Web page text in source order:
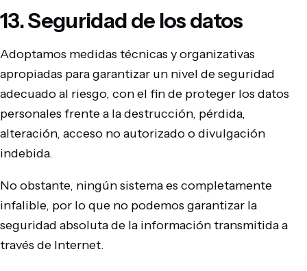
13. Seguridad de los datos
Adoptamos medidas técnicas y organizativas
apropiadas para garantizar un nivel de seguridad
adecuado al riesgo, con el fin de proteger los datos
personales frente a la destrucción, pérdida,
alteración, acceso no autorizado o divulgación
indebida.
No obstante, ningún sistema es completamente
infalible, por lo que no podemos garantizar la
seguridad absoluta de la información transmitida a
través de Internet.